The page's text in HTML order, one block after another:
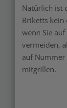
Natürlich ist
Briketts kein
wenn Sie
vermeiden,
auf Nummer
mitgrillen.